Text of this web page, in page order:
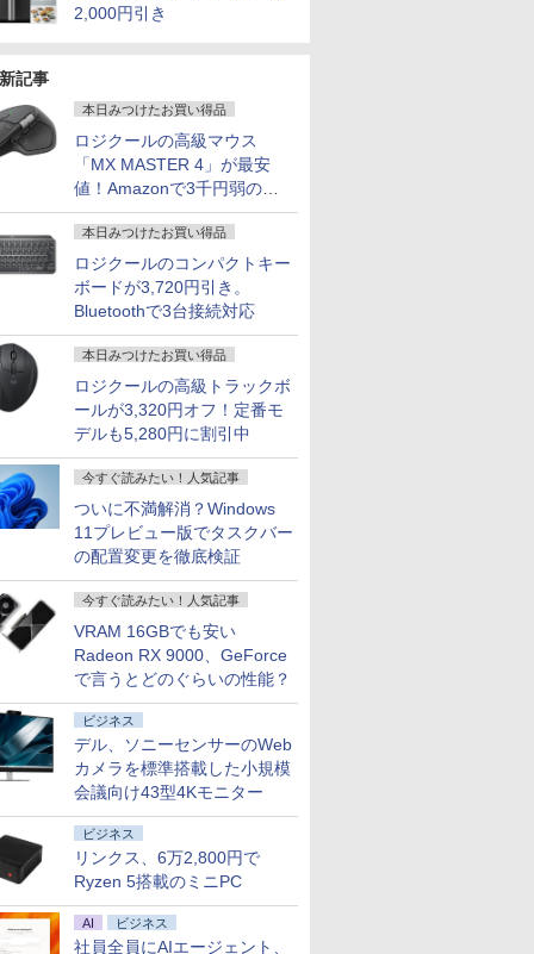
2,000円引き
記事
本日みつけたお買い得品
ロジクールの高級マウス
「MX MASTER 4」が最安
値！Amazonで3千円弱の割
引
本日みつけたお買い得品
ロジクールのコンパクトキー
ボードが3,720円引き。
Bluetoothで3台接続対応
本日みつけたお買い得品
ロジクールの高級トラックボ
ールが3,320円オフ！定番モ
デルも5,280円に割引中
今すぐ読みたい！人気記事
ついに不満解消？Windows
11プレビュー版でタスクバー
の配置変更を徹底検証
今すぐ読みたい！人気記事
VRAM 16GBでも安い
Radeon RX 9000、GeForce
で言うとどのぐらいの性能？
ビジネス
デル、ソニーセンサーのWeb
カメラを標準搭載した小規模
会議向け43型4Kモニター
ビジネス
リンクス、6万2,800円で
Ryzen 5搭載のミニPC
AI ビジネス
社員全員にAIエージェント、